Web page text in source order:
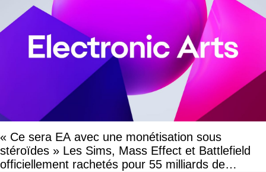
« Ce sera EA avec une monétisation sous
stéroïdes » Les Sims, Mass Effect et Battlefield
officiellement rachetés pour 55 milliards de